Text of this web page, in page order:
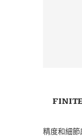
精度和細